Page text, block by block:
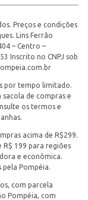
Preços e condições
Lins Ferrão
– Centro –
Inscrito no CNPJ sob
por tempo limitado.
de compras e
os termos e
acima de R$299.
R$ 199 para regiões
e econômica.
pela Pompéia.
com parcela
Pompéia, com